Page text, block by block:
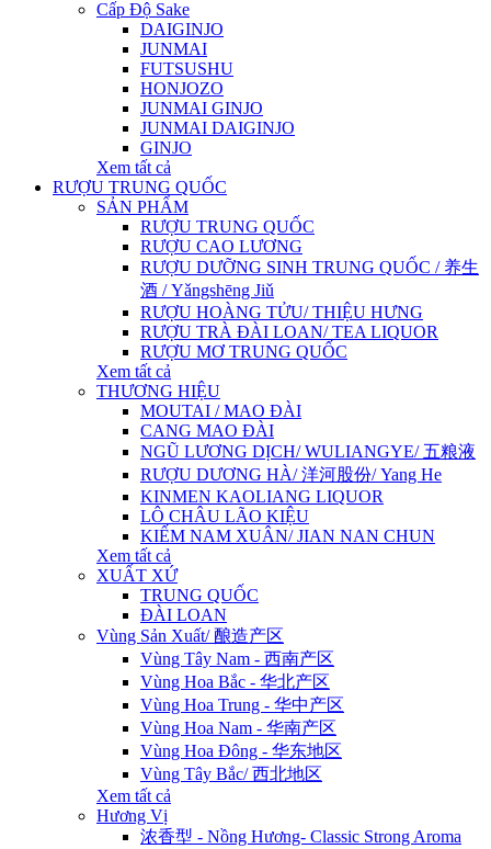
Cấp Độ Sake
DAIGINJO
JUNMAI
FUTSUSHU
HONJOZO
JUNMAI GINJO
JUNMAI DAIGINJO
GINJO
Xem tất cả
RƯỢU TRUNG QUỐC
SẢN PHẨM
RƯỢU TRUNG QUỐC
RƯỢU CAO LƯƠNG
RƯỢU DƯỠNG SINH TRUNG QUỐC / 养生
酒 / Yǎngshēng Jiǔ
RƯỢU HOÀNG TỬU/ THIỆU HƯNG
RƯỢU TRÀ ĐÀI LOAN/ TEA LIQUOR
RƯỢU MƠ TRUNG QUỐC
Xem tất cả
THƯƠNG HIỆU
MOUTAI / MAO ĐÀI
CANG MAO ĐÀI
NGŨ LƯƠNG DỊCH/ WULIANGYE/ 五粮液
RƯỢU DƯƠNG HÀ/ 洋河股份/ Yang He
KINMEN KAOLIANG LIQUOR
LÔ CHÂU LÃO KIỆU
KIẾM NAM XUÂN/ JIAN NAN CHUN
Xem tất cả
XUẤT XỨ
TRUNG QUỐC
ĐÀI LOAN
Vùng Sản Xuất/ 酿造产区
Vùng Tây Nam - 西南产区
Vùng Hoa Bắc - 华北产区
Vùng Hoa Trung - 华中产区
Vùng Hoa Nam - 华南产区
Vùng Hoa Đông - 华东地区
Vùng Tây Bắc/ 西北地区
Xem tất cả
Hương Vị
浓香型 - Nồng Hương- Classic Strong Aroma